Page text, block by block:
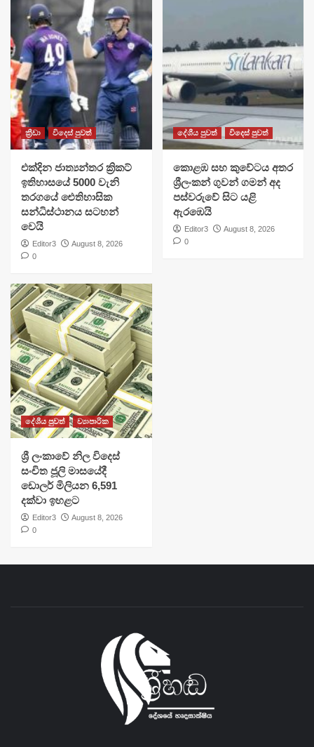
ක්‍රීඩා විදෙස් පුවත්
එක්දින ජාත්‍යන්තර ක්‍රිකට්
ඉතිහාසයේ 5000 වැනි
තරගයේ ඓතිහාසික
සන්ධිස්ථානය සටහන්
වෙයි
Editor3
August 8, 2026
0
දේශීය පුවත් විදෙස් පුවත්
​කොළඹ සහ කුවේටය අතර
ශ්‍රීලංකන් ගුවන් ගමන් අද
පස්වරුවේ සිට යළි
ඇරඹෙයි
Editor3
August 8, 2026
0
දේශීය පුවත් ව්‍යාපාරික
ශ්‍රී ලංකාවේ නිල විදෙස්
සංචිත ජූලි මාසයේදී
ඩොලර් මිලියන 6,591
දක්වා ඉහළට
Editor3
August 8, 2026
0